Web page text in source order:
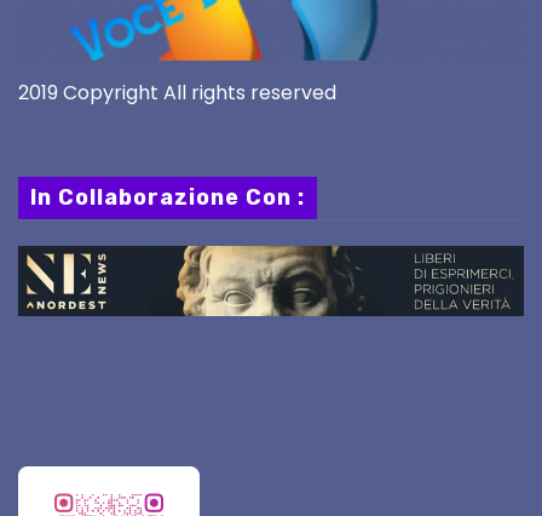
2019 Copyright All rights reserved
In Collaborazione Con :